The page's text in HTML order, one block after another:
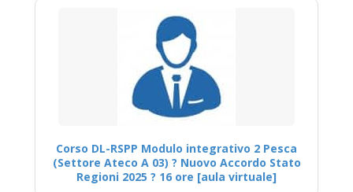
Corso DL-RSPP Modulo integrativo 2 Pesca
(Settore Ateco A 03) ? Nuovo Accordo Stato
Regioni 2025 ? 16 ore [aula virtuale]